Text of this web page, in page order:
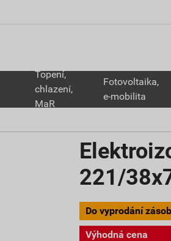
Topení,
chlazení,
MaR
Fotovoltaika,
e-mobilita
221/
Do vyprodání zásob
Výhodná cena